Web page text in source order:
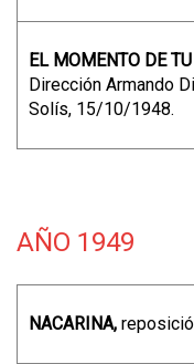
EL MOMENTO DE
Dirección Armando
Solís, 15/10/1948.
AÑO 1949
NACARINA,